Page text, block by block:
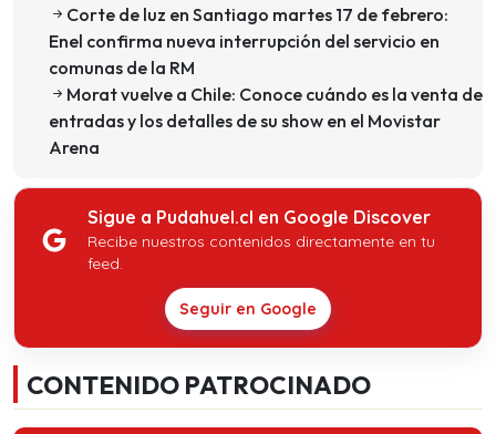
Corte de luz en Santiago martes 17 de febrero:
Enel confirma nueva interrupción del servicio en
comunas de la RM
Morat vuelve a Chile: Conoce cuándo es la venta de
entradas y los detalles de su show en el Movistar
Arena
Sigue a Pudahuel.cl en Google Discover
Recibe nuestros contenidos directamente en tu
feed.
Seguir en Google
CONTENIDO PATROCINADO